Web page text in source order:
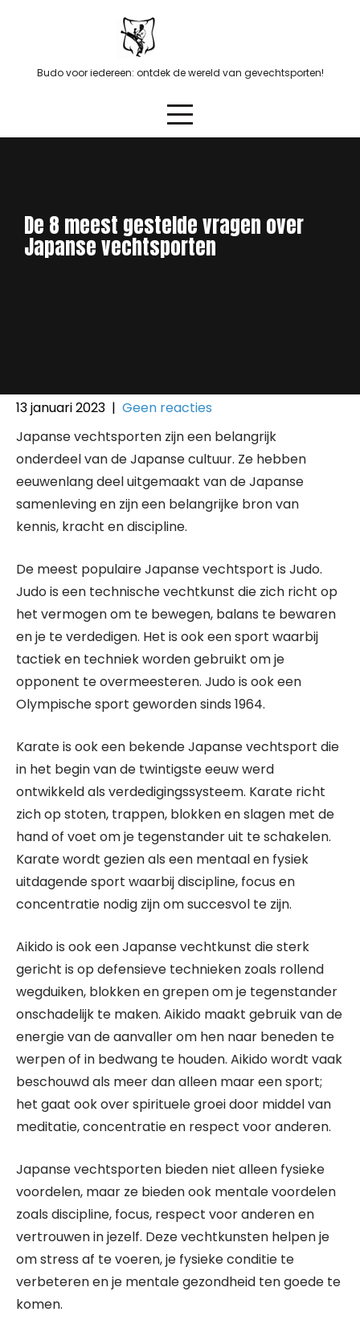
Budo voor iedereen: ontdek de wereld van gevechtsporten!
De 8 meest gestelde vragen over
Japanse vechtsporten
13 januari 2023 | Geen reacties
Japanse vechtsporten zijn een belangrijk
onderdeel van de Japanse cultuur. Ze hebben
eeuwenlang deel uitgemaakt van de Japanse
samenleving en zijn een belangrijke bron van
kennis, kracht en discipline.
De meest populaire Japanse vechtsport is Judo.
Judo is een technische vechtkunst die zich richt op
het vermogen om te bewegen, balans te bewaren
en je te verdedigen. Het is ook een sport waarbij
tactiek en techniek worden gebruikt om je
opponent te overmeesteren. Judo is ook een
Olympische sport geworden sinds 1964.
Karate is ook een bekende Japanse vechtsport die
in het begin van de twintigste eeuw werd
ontwikkeld als verdedigingssysteem. Karate richt
zich op stoten, trappen, blokken en slagen met de
hand of voet om je tegenstander uit te schakelen.
Karate wordt gezien als een mentaal en fysiek
uitdagende sport waarbij discipline, focus en
concentratie nodig zijn om succesvol te zijn.
Aikido is ook een Japanse vechtkunst die sterk
gericht is op defensieve technieken zoals rollend
wegduiken, blokken en grepen om je tegenstander
onschadelijk te maken. Aikido maakt gebruik van de
energie van de aanvaller om hen naar beneden te
werpen of in bedwang te houden. Aikido wordt vaak
beschouwd als meer dan alleen maar een sport;
het gaat ook over spirituele groei door middel van
meditatie, concentratie en respect voor anderen.
Japanse vechtsporten bieden niet alleen fysieke
voordelen, maar ze bieden ook mentale voordelen
zoals discipline, focus, respect voor anderen en
vertrouwen in jezelf. Deze vechtkunsten helpen je
om stress af te voeren, je fysieke conditie te
verbeteren en je mentale gezondheid ten goede te
komen.